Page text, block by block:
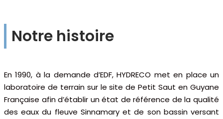
Notre histoire
En 1990, à la demande d’EDF, HYDRECO met en place un
laboratoire de terrain sur le site de Petit Saut en Guyane
Française afin d’établir un état de référence de la qualité
des eaux du fleuve Sinnamary et de son bassin versant